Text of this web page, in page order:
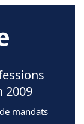
2009
mandats